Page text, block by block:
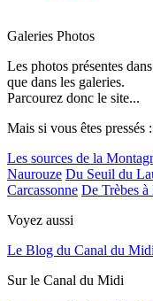
Galeries Photos
Les photos présentes
que dans les galeries.
Parcourez donc le site...
Mais si vous êtes pressés :
Les sources de la
Naurouze Du Seuil du
Carcassonne De Trèbes à
Voyez aussi
Le Blog du Canal du Midi
Sur le Canal du Midi